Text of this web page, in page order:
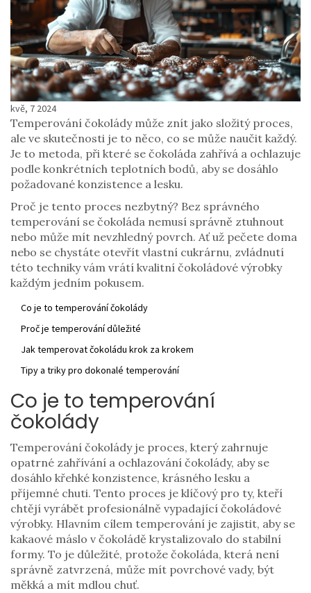
kvě, 7 2024
Temperování čokolády může znít jako složitý proces,
ale ve skutečnosti je to něco, co se může naučit každý.
Je to metoda, při které se čokoláda zahřívá a ochlazuje
podle konkrétních teplotních bodů, aby se dosáhlo
požadované konzistence a lesku.
Proč je tento proces nezbytný? Bez správného
temperování se čokoláda nemusí správně ztuhnout
nebo může mít nevzhledný povrch. Ať už pečete doma
nebo se chystáte otevřít vlastní cukrárnu, zvládnutí
této techniky vám vrátí kvalitní čokoládové výrobky
každým jedním pokusem.
Co je to temperování čokolády
Proč je temperování důležité
Jak temperovat čokoládu krok za krokem
Tipy a triky pro dokonalé temperování
Co je to temperování
čokolády
Temperování čokolády je proces, který zahrnuje
opatrné zahřívání a ochlazování čokolády, aby se
dosáhlo křehké konzistence, krásného lesku a
příjemné chuti. Tento proces je klíčový pro ty, kteří
chtějí vyrábět profesionálně vypadající čokoládové
výrobky. Hlavním cílem temperování je zajistit, aby se
kakaové máslo v čokoládě krystalizovalo do stabilní
formy. To je důležité, protože čokoláda, která není
správně zatvrzená, může mít povrchové vady, být
měkká a mít mdlou chuť.